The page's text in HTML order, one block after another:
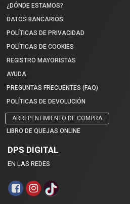
¿DÓNDE ESTAMOS?
DATOS BANCARIOS
POLÍTICAS DE PRIVACIDAD
POLÍTICAS DE COOKIES
REGISTRO MAYORISTAS
AYUDA
PREGUNTAS FRECUENTES (FAQ)
POLÍTICAS DE DEVOLUCIÓN
ARREPENTIMIENTO DE COMPRA
LIBRO DE QUEJAS ONLINE
DPS DIGITAL
EN LAS REDES